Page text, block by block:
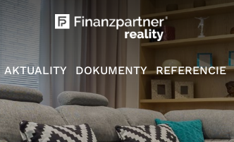
AKTUALITY DOKUMENTY REFERENCIE